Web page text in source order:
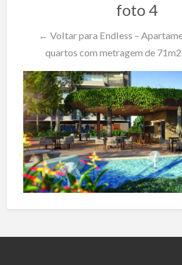
foto 4
← Voltar para Endless –
quartos com metragem de